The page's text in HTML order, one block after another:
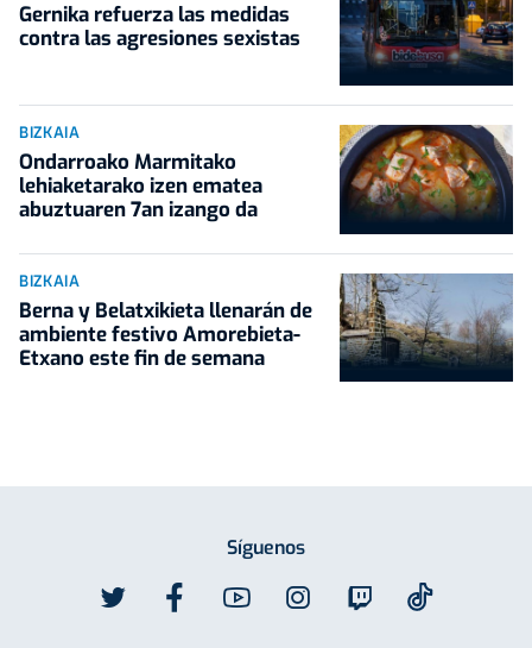
Gernika refuerza las medidas
contra las agresiones sexistas
BIZKAIA
Ondarroako Marmitako
lehiaketarako izen ematea
abuztuaren 7an izango da
BIZKAIA
Berna y Belatxikieta llenarán de
ambiente festivo Amorebieta-
Etxano este fin de semana
Síguenos